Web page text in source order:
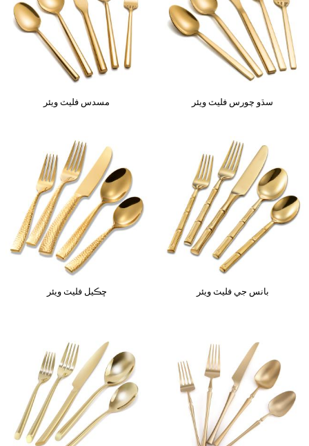
مسدس فليٽ ويئر
ڇڪيل فليٽ ويئر
سڌو چورس فليٽ ويئر
بانس جي فليٽ ويئر